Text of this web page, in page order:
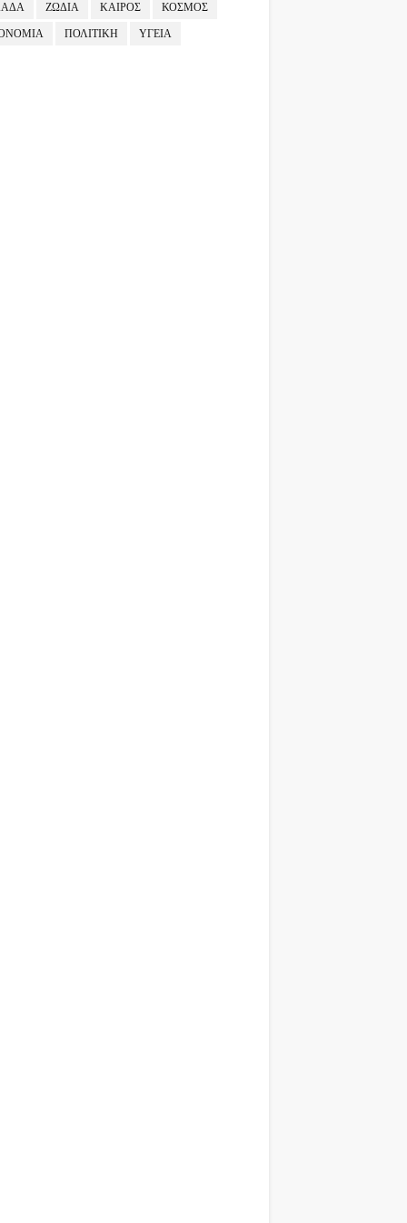
ΖΩΔΙΑ ΚΑΙΡΟΣ ΚΟΣΜΟΣ
ΠΟΛΙΤΙΚΗ ΥΓΕΙΑ